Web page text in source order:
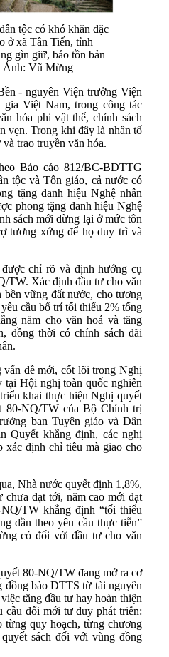
tộc có khó khăn đặc
ở xã Tân Tiến, tỉnh
gìn giữ, bảo tồn bản
Ảnh: Vũ Mừng
- nguyên Viện trưởng Viện
Việt Nam, trong công tác
hóa phi vật thể, chính sách
vẹn. Trong khi đây là nhân tố
trao truyền văn hóa.
Báo cáo 812/BC-BDTTG
tộc và Tôn giáo, cả nước có
tặng danh hiệu Nghệ nhân
phong tặng danh hiệu Nghệ
sách mới dừng lại ở mức tôn
tương xứng để họ duy trì và
chỉ rõ và định hướng cụ
TW. Xác định đầu tư cho văn
bền vững đất nước, cho tương
cầu bố trí tối thiểu 2% tổng
năm cho văn hoá và tăng
đồng thời có chính sách đãi
vấn đề mới, cốt lõi trong Nghị
Hội nghị toàn quốc nghiên
khai thực hiện Nghị quyết
80-NQ/TW của Bộ Chính trị
ban Tuyên giáo và Dân
Quyết khẳng định, các nghị
xác định chỉ tiêu mà giao cho
Nhà nước quyết định 1,8%,
chưa đạt tới, năm cao mới đạt
TW khẳng định “tối thiểu
dần theo yêu cầu thực tiễn”
có đối với đầu tư cho văn
80-NQ/TW đang mở ra cơ
đồng bào DTTS từ tài nguyên
tăng đầu tư hay hoàn thiện
cầu đổi mới tư duy phát triển:
từng quy hoạch, từng chương
sách đối với vùng đồng